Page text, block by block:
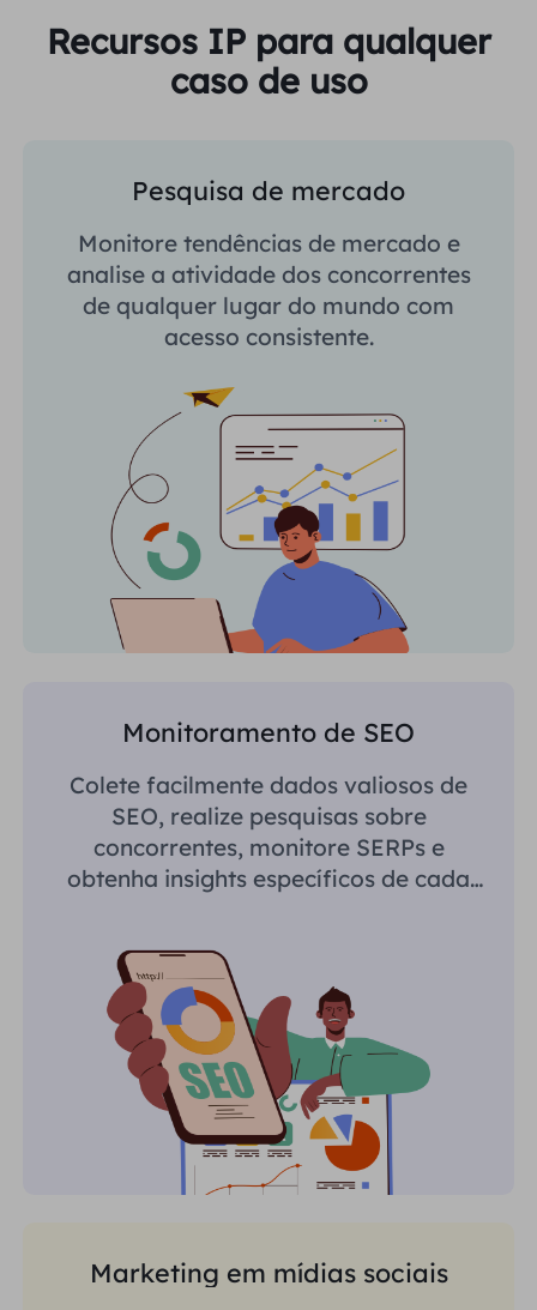
Recursos IP para qualquer
caso de uso
Pesquisa de mercado
Monitore tendências de mercado e
analise a atividade dos concorrentes
de qualquer lugar do mundo com
acesso consistente.
Monitoramento de SEO
Colete facilmente dados valiosos de
SEO, realize pesquisas sobre
concorrentes, monitore SERPs e
obtenha insights específicos de cada
Marketing em mídias sociais